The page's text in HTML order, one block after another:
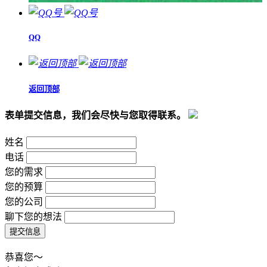
QQ
返回顶部
表单提交信息，我们会尽快与您取得联系。
姓名
电话
您的需求
您的预算
您的公司
聊下您的想法
恭喜您～